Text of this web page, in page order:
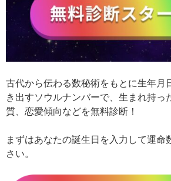
古代から伝わる数秘術をもとに生年月
き出すソウルナンバーで、生まれ持っ
質、恋愛傾向などを無料診断！
まずはあなたの誕生日を入力して運命
さい。